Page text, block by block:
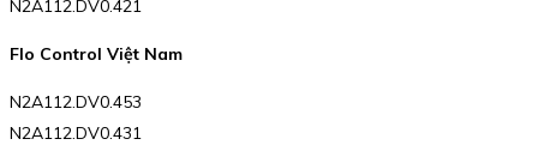
N2A112.DV0.421
Flo Control Việt Nam
N2A112.DV0.453
N2A112.DV0.431